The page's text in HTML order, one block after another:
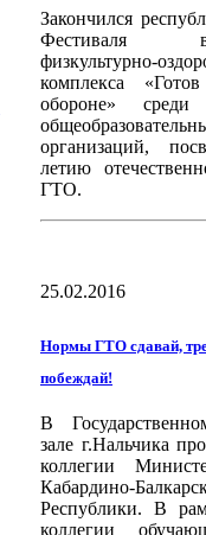
Закончился
Фестиваля
физкультурно-
комплекса
обороне» среди
организаций,
летию
ГТО.
25.02.2016
Нормы ГТО сдавай,
побеждай!
В
зале г.Нальчика
коллегии
Кабардино-
Республики. В
коллегии